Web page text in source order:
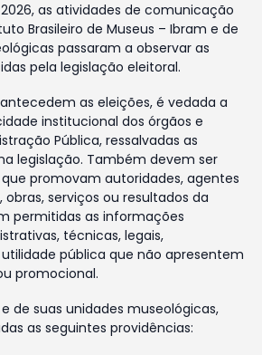
as atividades de comunicação
Brasileiro de Museus – Ibram e de
passaram a observar as
pela legislação eleitoral.
as eleições, é vedada a
institucional dos órgãos e
Pública, ressalvadas as
legislação. Também devem ser
promovam autoridades, agentes
serviços ou resultados da
permitidas as informações
técnicas, legais,
pública que não apresentem
promocional.
de suas unidades museológicas,
as seguintes providências: